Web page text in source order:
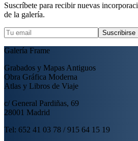
Suscríbete para recibir nuevas
de la galería.
Suscribirse
Galería Frame
Grabados y Mapas Antiguos
Obra Gráfica Moderna
Atlas y Libros de Viaje
c/ General Pardiñas, 69
28001 Madrid
Tel: 652 41 03 78 / 915 64 15 19